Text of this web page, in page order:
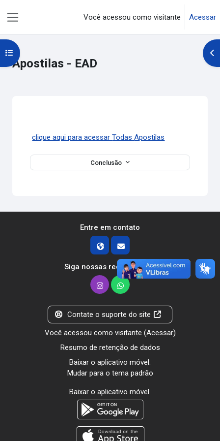
Você acessou como visitante Acessar
Apostilas - EAD
Abrir índice do curso
Conclusão
clique aqui para acessarTodasApostilas
Entre em contato
Siga nossas redes sociais
Contate o suporte do site
Você acessou como visitante (Acessar)
Resumo de retenção de dados
Baixar o aplicativo móvel.
Mudar para o tema padrão
Baixar o aplicativo móvel.